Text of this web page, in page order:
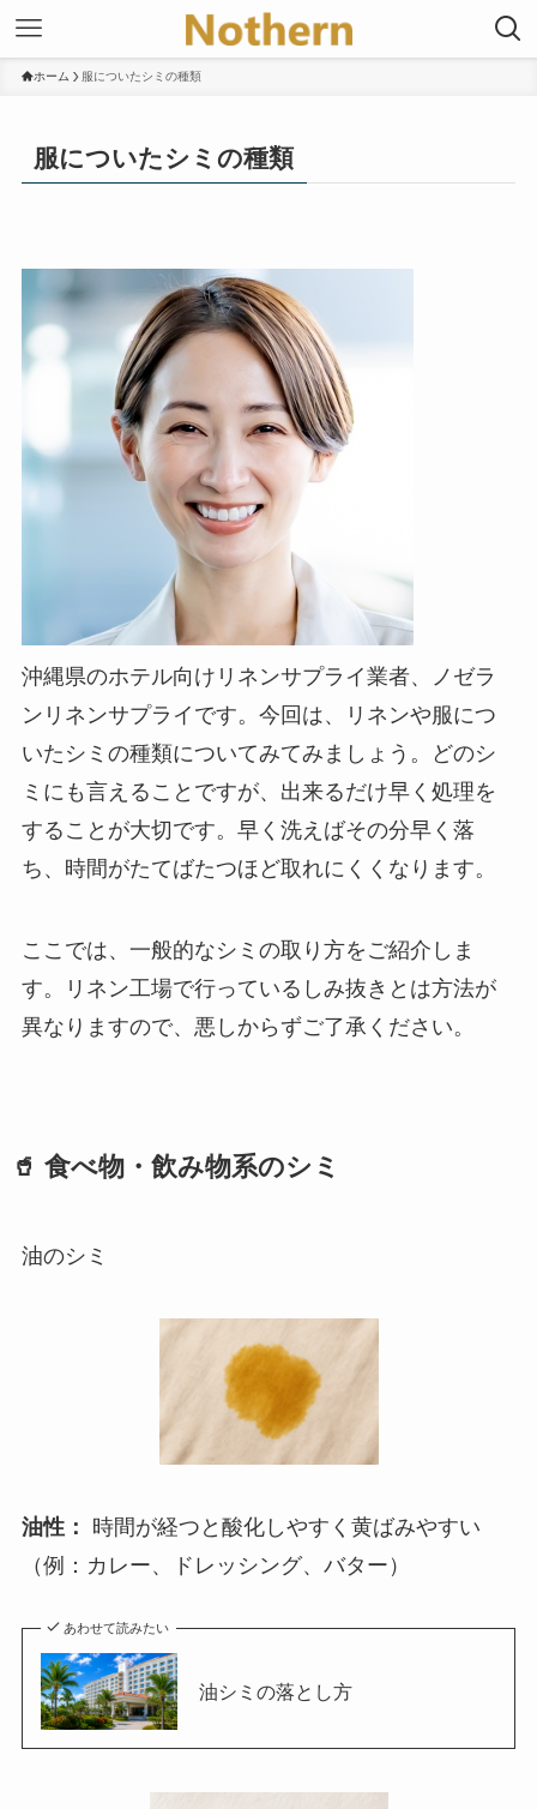
ホーム 服についたシミの種類
服についたシミの種類
沖縄県のホテル向けリネンサプライ業者、ノゼラ
ンリネンサプライです。今回は、リネンや服につ
いたシミの種類についてみてみましょう。どのシ
ミにも言えることですが、出来るだけ早く処理を
することが大切です。早く洗えばその分早く落
ち、時間がたてばたつほど取れにくくなります。
ここでは、一般的なシミの取り方をご紹介しま
す。リネン工場で行っているしみ抜きとは方法が
異なりますので、悪しからずご了承ください。
🥤 食べ物・飲み物系のシミ
油のシミ
油性：
時間が経つと酸化しやすく黄ばみやすい
（例：カレー、ドレッシング、バター）
あわせて読みたい
油シミの落とし方